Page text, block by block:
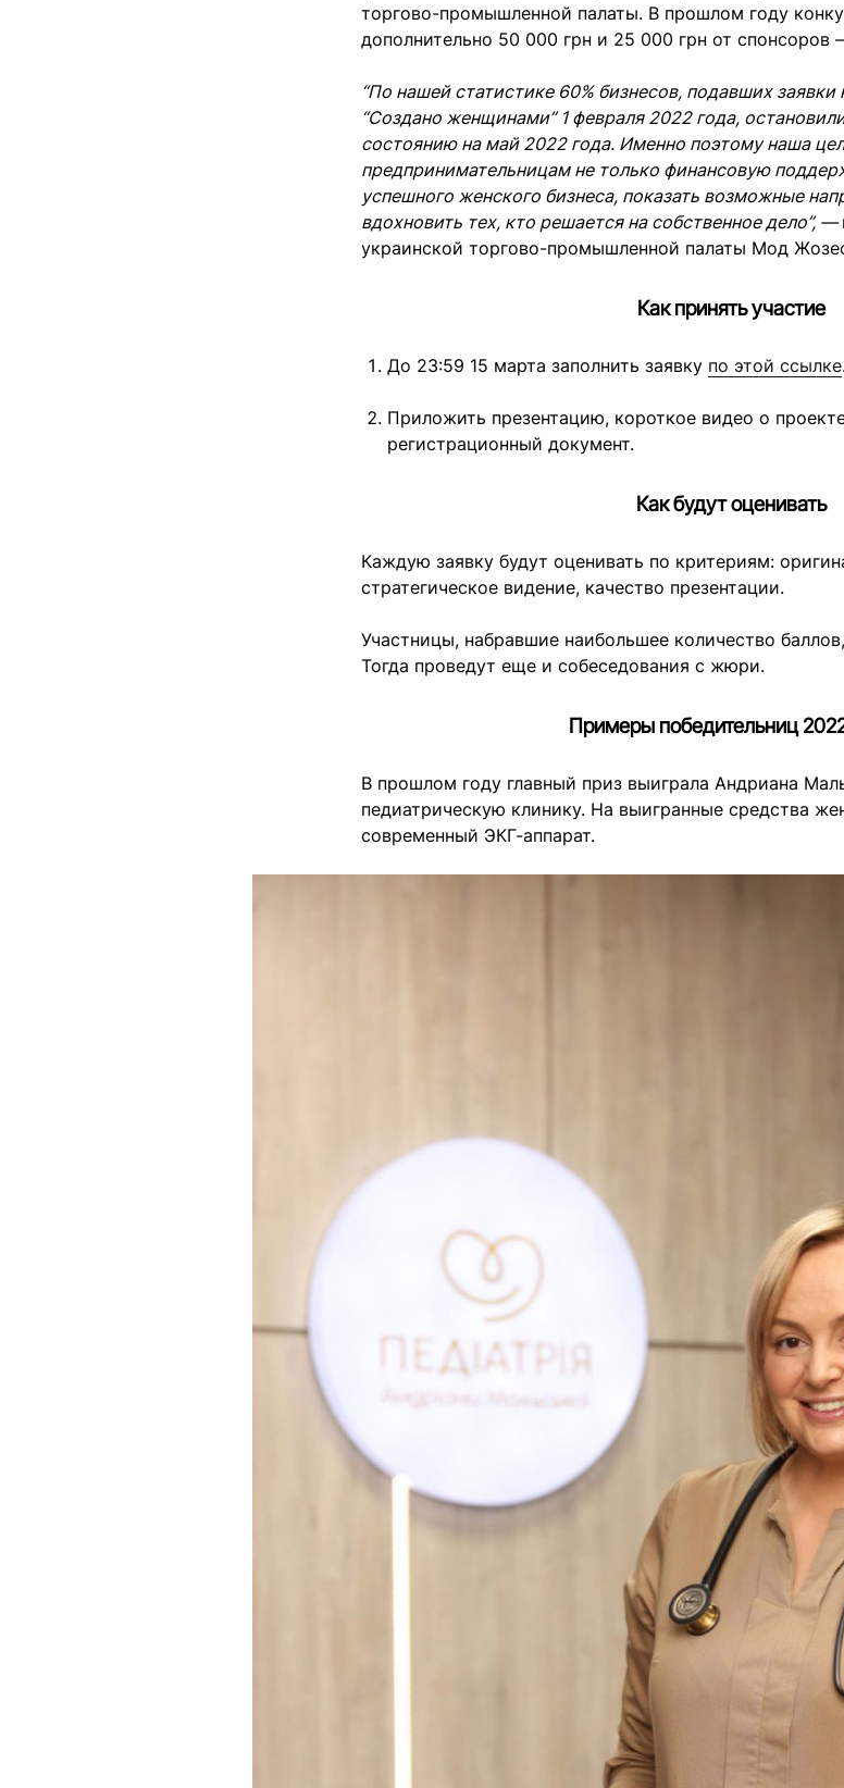
торгово-промышленной палаты. В прошлом году
дополнительно 50 000 грн и 25 000 грн от спонсоров
“По нашей статистике 60% бизнесов, подавших заявки
“Создано женщинами” 1 февраля 2022 года,
состоянию на май 2022 года. Именно поэтому наша
предпринимательницам не только финансовую
успешного женского бизнеса, показать возможные
вдохновить тех, кто решается на собственное дело”, —
украинской торгово-промышленной палаты Мод
Как принять участие
До 23:59 15 марта заполнить заявку по этой ссылке
Приложить презентацию, короткое видео о
регистрационный документ.
Как будут оценивать
Каждую заявку будут оценивать по критериям:
стратегическое видение, качество презентации.
Участницы, набравшие наибольшее количество
Тогда проведут еще и собеседования с жюри.
Примеры победительниц
В прошлом году главный приз выиграла Андриана
педиатрическую клинику. На выигранные средства
современный ЭКГ-аппарат.